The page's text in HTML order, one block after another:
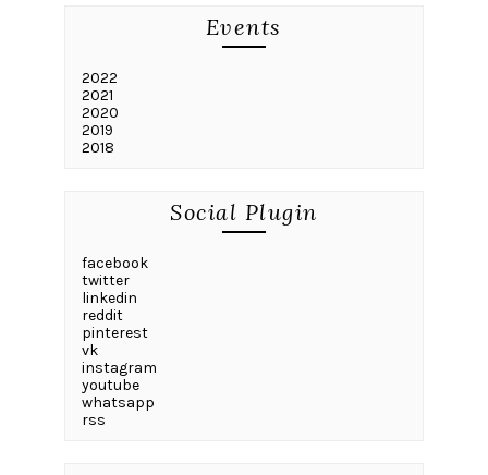
Events
2022
2021
2020
2019
2018
Social Plugin
facebook
twitter
linkedin
reddit
pinterest
vk
instagram
youtube
whatsapp
rss